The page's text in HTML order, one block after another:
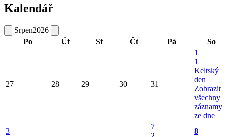
Kalendář
Srpen2026
Po
Út St Čt Pá So
27 28 29 30 31
1
1
Keltský
den
Zobrazit
všechny
záznamy
ze dne
3
7
8